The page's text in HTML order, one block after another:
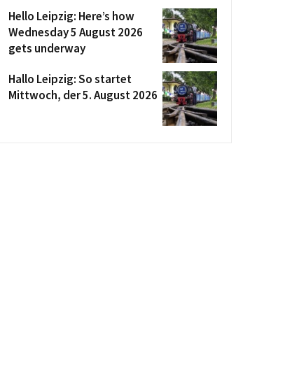
Hello Leipzig: Here’s how
Wednesday 5 August 2026
gets underway
Hallo Leipzig: So startet
Mittwoch, der 5. August 2026